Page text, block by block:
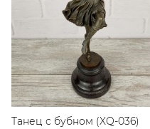
Танец с бубном (XQ-036)